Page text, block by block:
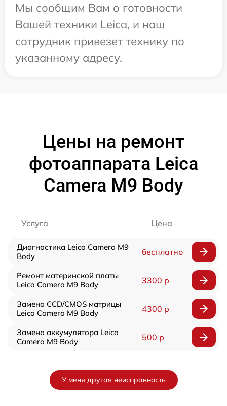
Мы сообщим Вам о готовности
Вашей техники Leica, и наш
сотрудник привезет технику по
указанному адресу.
Цены на ремонт
фотоаппарата Leica
Camera M9 Body
Услуга Цена
Диагностика Leica Camera M9
Body
бесплатно
Ремонт материнской платы
Leica Camera M9 Body
3300 р
Замена CCD/CMOS матрицы
Leica Camera M9 Body
4300 р
Замена аккумулятора Leica
Camera M9 Body
500 р
У меня другая неисправность